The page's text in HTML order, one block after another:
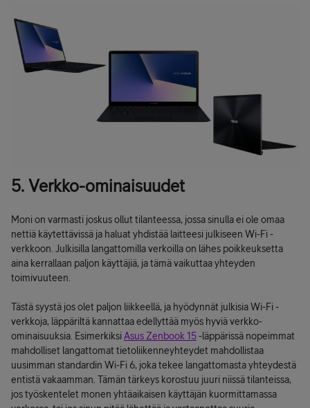
5. Verkko-ominaisuudet
Moni on varmasti joskus ollut tilanteessa, jossa sinulla ei ole omaa
nettiä käytettävissä ja haluat yhdistää laitteesi julkiseen Wi-Fi -
verkkoon. Julkisilla langattomilla verkoilla on lähes poikkeuksetta
aina kerrallaan paljon käyttäjiä, ja tämä vaikuttaa yhteyden
toimivuuteen.
Tästä syystä jos olet paljon liikkeellä, ja hyödynnät julkisia Wi-Fi -
verkkoja, läppäriltä kannattaa edellyttää myös hyviä verkko-
ominaisuuksia. EsimerkiksiAsus Zenbook 15-läppärissä nopeimmat
mahdolliset langattomat tietoliikenneyhteydet mahdollistaa
uusimman standardin Wi-Fi 6, joka tekee langattomasta yhteydestä
entistä vakaamman. Tämän tärkeys korostuu juuri niissä tilanteissa,
jos työskentelet monen yhtäaikaisen käyttäjän kuormittamassa